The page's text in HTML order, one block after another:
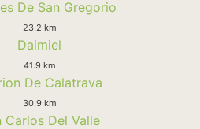
De San Gregorio
23.2 km
Daimiel
41.9 km
De Calatrava
30.9 km
Carlos Del Valle